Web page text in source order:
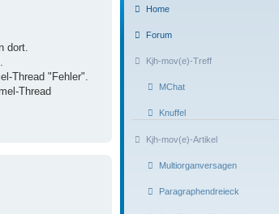
dort.
Thread "Fehler".
Thread
Home
Forum
Kjh-mov(e)-Treff
MChat
Knuffel
Kjh-mov(e)-Artikel
Multiorganversagen
Paragraphendreieck